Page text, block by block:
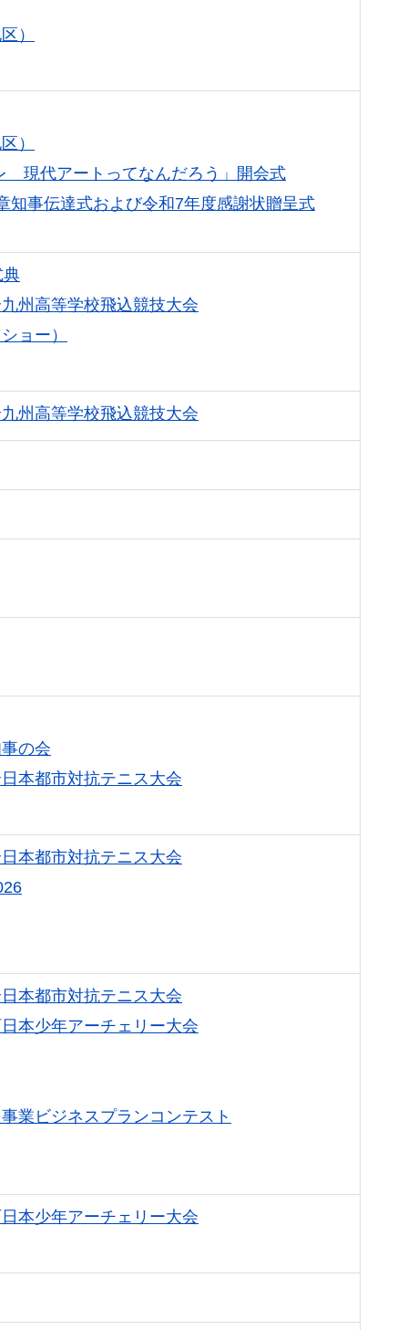
）
）
代アートってなんだろう」開会式
知事伝達式および令和7年度感謝状贈呈式
典
州高等学校飛込競技大会
ョー）
州高等学校飛込競技大会
の会
本都市対抗テニス大会
本都市対抗テニス大会
本都市対抗テニス大会
本少年アーチェリー大会
業ビジネスプランコンテスト
本少年アーチェリー大会